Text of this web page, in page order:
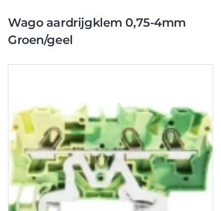
Wago aardrijgklem 0,75-4mm
Groen/geel